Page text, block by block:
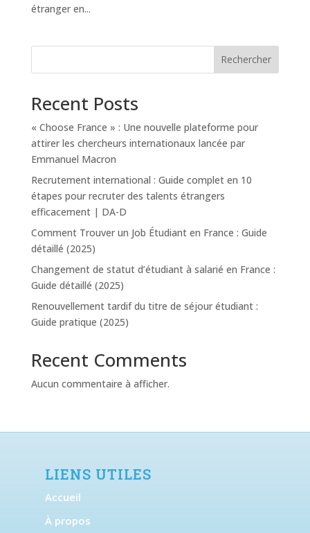
étranger en...
Rechercher
Recent Posts
« Choose France » : Une nouvelle plateforme pour
attirer les chercheurs internationaux lancée par
Emmanuel Macron
Recrutement international : Guide complet en 10
étapes pour recruter des talents étrangers
efficacement | DA-D
Comment Trouver un Job Étudiant en France : Guide
détaillé (2025)
Changement de statut d’étudiant à salarié en France :
Guide détaillé (2025)
Renouvellement tardif du titre de séjour étudiant :
Guide pratique (2025)
Recent Comments
Aucun commentaire à afficher.
LIENS UTILES
Accueil
À propos